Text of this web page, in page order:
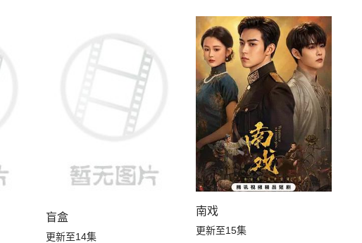
盲盒
更新至14集
南戏
更新至15集